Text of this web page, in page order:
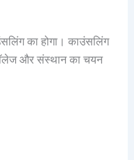
का होगा। काउंसलिंग
और संस्थान का चयन